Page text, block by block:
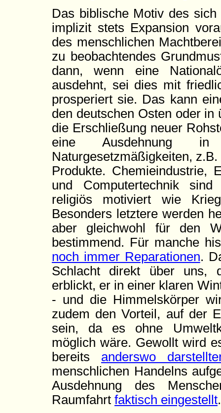
Das biblische Motiv des
implizit stets Expansion
des menschlichen
zu beobachtendes
dann, wenn eine
ausdehnt, sei dies mit
prosperiert sie. Das kann
den deutschen Osten oder in
die Erschließung neuer
eine Ausdehnung in
Naturgesetzmäßigkeiten,
Produkte. Chemieindustrie,
und Computertechnik
religiös motiviert wie
Besonders letztere werden
aber gleichwohl für den
bestimmend. Für manche
noch immer Reparationen.
Schlacht direkt über uns,
erblickt, er in einer klaren
- und die Himmelskörper
zudem den Vorteil, auf der
sein, da es ohne
möglich wäre. Gewollt wird
bereits anderswo
menschlichen Handelns
Ausdehnung des
Raumfahrt faktisch eingestellt.